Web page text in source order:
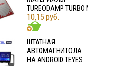
TURBODAMP TURBO M2
10,15 руб.
ШТАТНАЯ
АВТОМАГНИТОЛА
НА ANDROID TEYES